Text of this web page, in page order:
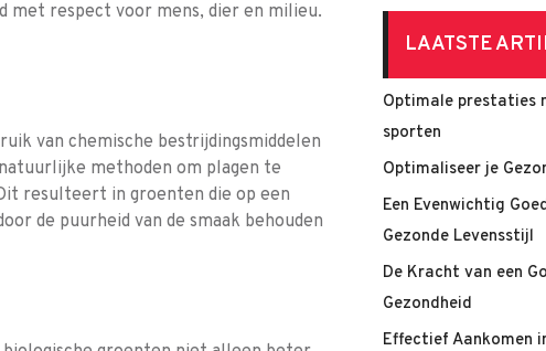
met respect voor mens, dier en milieu.
van chemische bestrijdingsmiddelen
methoden om plagen te
resulteert in groenten die op een
de puurheid van de smaak behouden
LAATSTE
Optimale prestaties
sporten
Optimaliseer je
Een Evenwichtig
Gezonde Levensstijl
De Kracht van een
Gezondheid
Effectief Aankomen